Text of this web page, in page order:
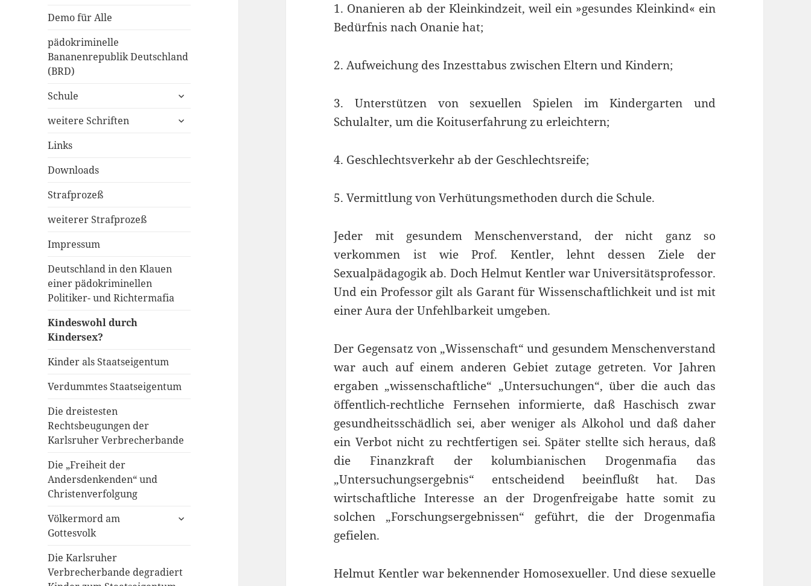
Demo für Alle
pädokriminelle
Bananenrepublik Deutschland
(BRD)
Schule
untermenü
weitere Schriften
untermenü
Links
Downloads
Strafprozeß
weiterer Strafprozeß
Impressum
Deutschland in den Klauen
einer pädokriminellen
Politiker- und Richtermafia
Kindeswohl durch
Kindersex?
Kinder als Staatseigentum
Verdummtes Staatseigentum
Die dreistesten
Rechtsbeugungen der
Karlsruher Verbrecherbande
Die „Freiheit der
Andersdenkenden“ und
Christenverfolgung
Völkermord am
Gottesvolk
untermenü
Die Karlsruher
Verbrecherbande degradiert
1. Onanieren ab der Kleinkindzeit, weil ein »gesundes Kleinkind« ein
Bedürfnis nach Onanie hat;
2. Aufweichung des Inzesttabus zwischen Eltern und Kindern;
3. Unterstützen von sexuellen Spielen im Kindergarten und
Schulalter, um die Koituserfahrung zu erleichtern;
4. Geschlechtsverkehr ab der Geschlechtsreife;
5. Vermittlung von Verhütungsmethoden durch die Schule.
Jeder mit gesundem Menschenverstand, der nicht ganz so
verkommen ist wie Prof. Kentler, lehnt dessen Ziele der
Sexualpädagogik ab. Doch Helmut Kentler war Universitätsprofessor.
Und ein Professor gilt als Garant für Wissenschaftlichkeit und ist mit
einer Aura der Unfehlbarkeit umgeben.
Der Gegensatz von „Wissenschaft“ und gesundem Menschenverstand
war auch auf einem anderen Gebiet zutage getreten. Vor Jahren
ergaben „wissenschaftliche“ „Untersuchungen“, über die auch das
öffentlich-rechtliche Fernsehen informierte, daß Haschisch zwar
gesundheitsschädlich sei, aber weniger als Alkohol und daß daher
ein Verbot nicht zu rechtfertigen sei. Später stellte sich heraus, daß
die Finanzkraft der kolumbianischen Drogenmafia das
„Untersuchungsergebnis“ entscheidend beeinflußt hat. Das
wirtschaftliche Interesse an der Drogenfreigabe hatte somit zu
solchen „Forschungsergebnissen“ geführt, die der Drogenmafia
gefielen.
Helmut Kentler war bekennender Homosexueller. Und diese sexuelle